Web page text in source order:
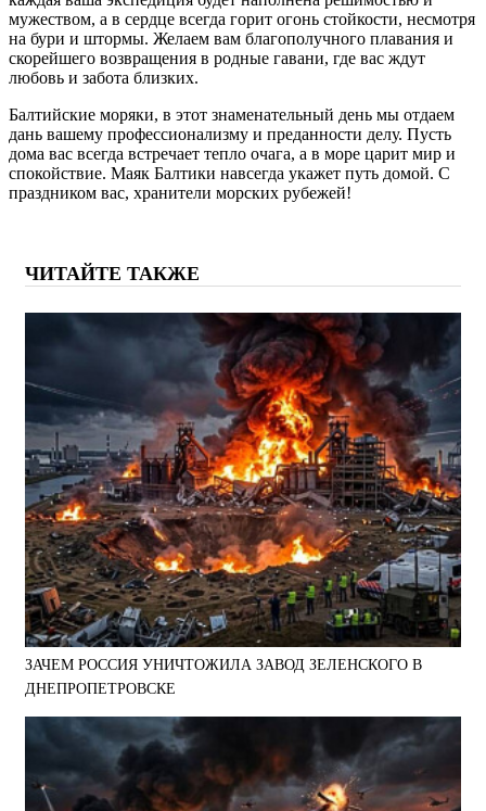
мужеством, а в сердце всегда горит огонь стойкости, несмотря
на бури и штормы. Желаем вам благополучного плавания и
скорейшего возвращения в родные гавани, где вас ждут
любовь и забота близких.
Балтийские моряки, в этот знаменательный день мы отдаем
дань вашему профессионализму и преданности делу. Пусть
дома вас всегда встречает тепло очага, а в море царит мир и
спокойствие. Маяк Балтики навсегда укажет путь домой. С
праздником вас, хранители морских рубежей!
ЧИТАЙТЕ ТАКЖЕ
ЗАЧЕМ РОССИЯ УНИЧТОЖИЛА ЗАВОД ЗЕЛЕНСКОГО В
ДНЕПРОПЕТРОВСКЕ